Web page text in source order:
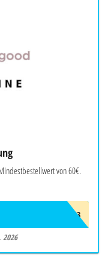
von 60€.
BRAW403
2026